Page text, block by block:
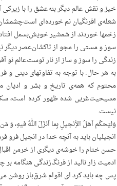
خیز و نقش‌ عالم‌ دیگر بنه‌عشق‌ را با زیرکی‌
شعله‌ی‌ افرنگیان‌ نم‌ خورده‌ای‌
زخمها خوردند از شمشیر خویش‌بسمل‌
سوز و مستی‌ را مجو از تاکشان‌عصر دیگر
زندگی‌ را سوز و ساز از نار توست‌عالم‌ نو
به‌ هر حال: با توجه‌ به‌ تفاوتهای‌ دینی‌ و
محتوم‌ که‌ همه‌ی‌ تاریخ‌ و بشر و ادیان‌
مسیحیت‌غربی‌ شده‌ ظهور کرده‌ است،
نیست.
وَلیَحکُم‌ اَ‌هلُ‌ الأِنجیلِ‌ بِما اَنزَلَ‌ اللهُ‌ فیهِ، وَ‌
انجیلیان‌ باید به‌ آنچه‌ خدا در انجیل‌ فرو
حسن‌ ختام‌ را خوشه‌ی‌ دیگری‌ از خرمن‌
آدمیت‌ زار نالید از فرنگ‌زندگی‌ هنگامه‌ بر
پس‌ چه‌ باید کرد ای‌ اقوام‌ شرق‌باز روشن‌